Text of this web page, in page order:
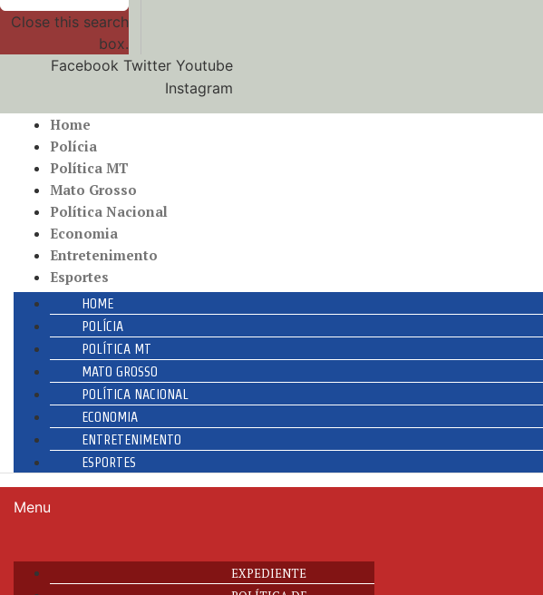
Close this search
box.
Facebook Twitter Youtube
Instagram
Home
Polícia
Política MT
Mato Grosso
Política Nacional
Economia
Entretenimento
Esportes
HOME
POLÍCIA
POLÍTICA MT
MATO GROSSO
POLÍTICA NACIONAL
ECONOMIA
ENTRETENIMENTO
ESPORTES
Menu
EXPEDIENTE